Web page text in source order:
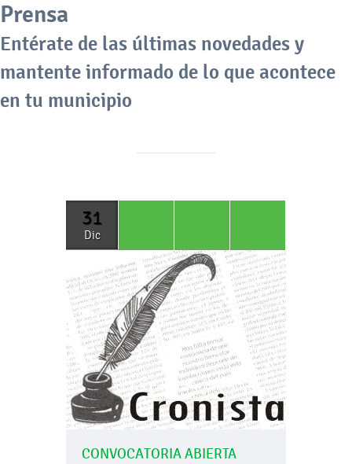
Prensa
Entérate de las últimas novedades y
mantente informado de lo que acontece
en tu municipio
31
Dic
CONVOCATORIA ABIERTA